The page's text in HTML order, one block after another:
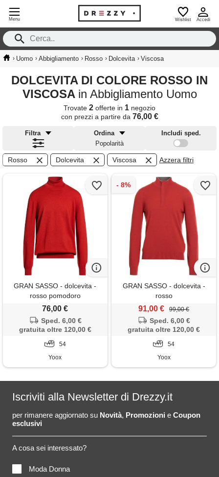
Menu Wishlist Accedi
› Uomo › Abbigliamento › Rosso › Dolcevita › Viscosa
DOLCEVITA DI COLORE ROSSO IN
VISCOSA in Abbigliamento Uomo
Trovate 2 offerte in 1 negozio
con prezzi a partire da 76,00 €
Filtra
Ordina
Popolarità
Includi sped.
Rosso Dolcevita Viscosa Azzera filtri
GRAN SASSO - dolcevita -
rosso pomodoro
76,00 €
Sped. 6,00 €
gratuita oltre 120,00 €
54
Yoox
GRAN SASSO - dolcevita -
rosso
91,00 € 99,00 €
Sped. 6,00 €
gratuita oltre 120,00 €
54
Yoox
Iscriviti alla Newsletter di Drezzy.it
per rimanere aggiornato su Novità, Promozioni e Coupon
esclusivi
A cosa sei interessato?
Moda Donna